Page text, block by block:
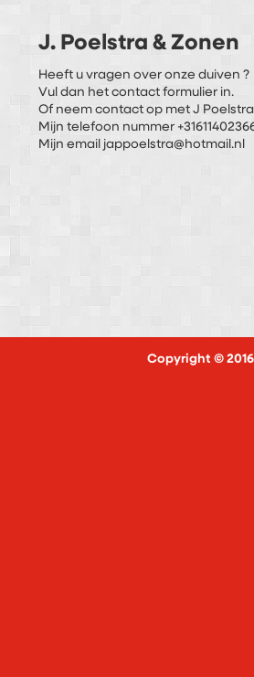
J. Poelstra & Zonen
Heeft u vragen over onze duiven ?
Vul dan het contact formulier in.
Of neem contact op met J
Mijn telefoon nummer
Mijn email jappoelstra@hotmail.nl
Copyright ©